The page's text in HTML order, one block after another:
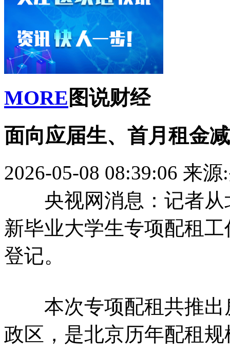
MORE 图说财经
面向应届生、首月租金
2026-05-08 08:39:06 来源
央视网消息：记者从
新毕业大学生专项配租
登记。
本次专项配租共推出
政区，是北京历年配租